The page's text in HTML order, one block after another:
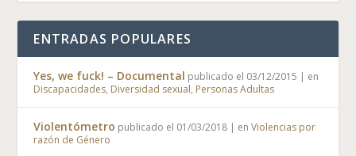
ENTRADAS POPULARES
Yes, we fuck! – Documental publicado el 03/12/2015 | en
Discapacidades, Diversidad sexual, Personas Adultas
Violentómetro publicado el 01/03/2018 | enViolencias por
razón de Género